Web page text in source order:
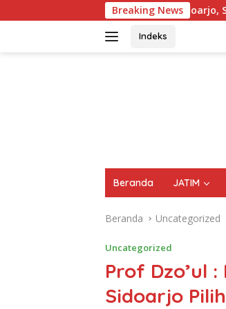
ke
Breaking News
Sidoarjo, Singgung Pendapatan Asli
Indeks
Beranda JATIM
Beranda Uncategorized
Uncategorized
Prof Dzo’ul
Sidoarjo